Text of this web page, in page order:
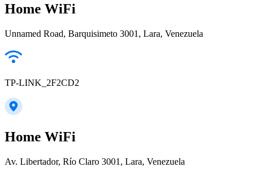
Home WiFi
Unnamed Road, Barquisimeto 3001, Lara, Venezuela
TP-LINK_2F2CD2
Home WiFi
Av. Libertador, Río Claro 3001, Lara, Venezuela